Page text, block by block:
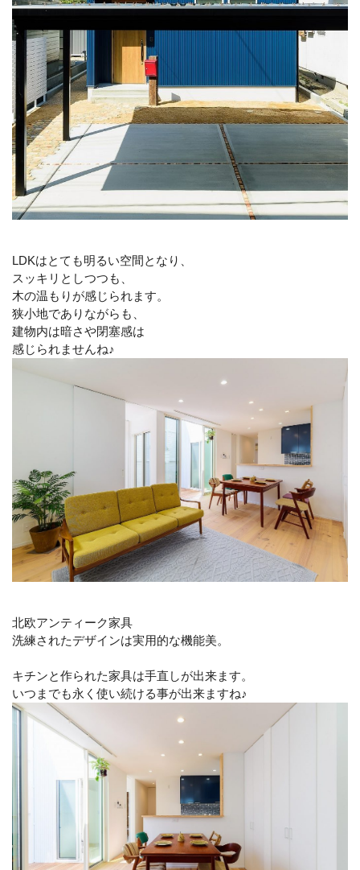
LDKはとても明るい空間となり、
スッキリとしつつも、
木の温もりが感じられます。
狭小地でありながらも、
建物内は暗さや閉塞感は
感じられませんね♪
北欧アンティーク家具
洗練されたデザインは実用的な機能美。
キチンと作られた家具は手直しが出来ます。
いつまでも永く使い続ける事が出来ますね♪